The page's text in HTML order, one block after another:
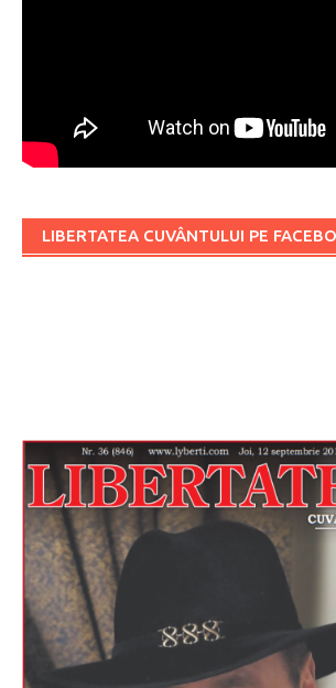
LIBERTATEA CUVÂNTULUI PE